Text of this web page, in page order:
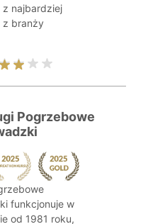
z najbardziej
z branży
Pogrzebowe
funkcjonuje w
od 1981 roku,